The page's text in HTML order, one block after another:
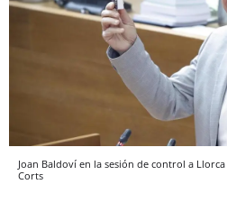
Joan Baldoví en la sesión de control a
Corts